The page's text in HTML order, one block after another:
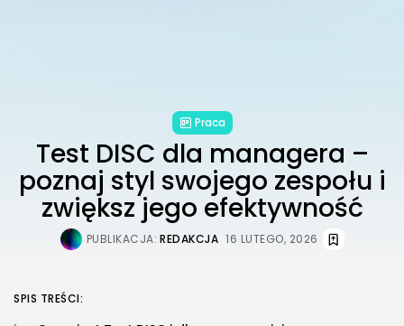
Praca
Test DISC dla managera –
poznaj styl swojego zespołu i
zwiększ jego efektywność
PUBLIKACJA: REDAKCJA 16 LUTEGO, 2026
SPIS TREŚCI: